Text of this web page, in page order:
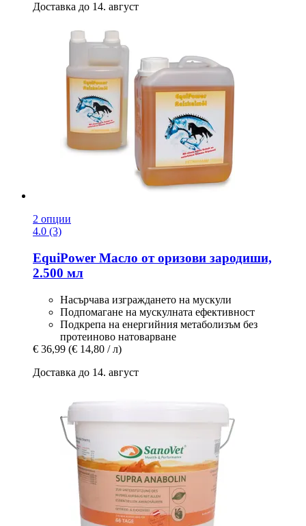
Доставка до 14. август
2 опции
4.0 (3)
EquiPower Масло от оризови зародиши,
2.500 мл
Насърчава изграждането на мускули
Подпомагане на мускулната ефективност
Подкрепа на енергийния метаболизъм без
протеиново натоварване
€ 36,99 (€ 14,80 / л)
Доставка до 14. август